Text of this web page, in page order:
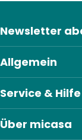
Allgemein
Service & Hilfe
Über micasa
Newsletter